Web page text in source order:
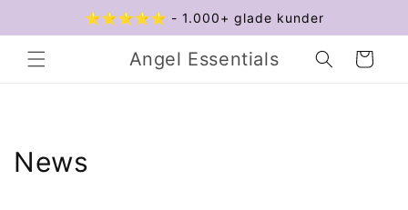
⭐️⭐️⭐️⭐️⭐️ - 1.000+ glade kunder
Angel Essentials Indkøbskurv
News